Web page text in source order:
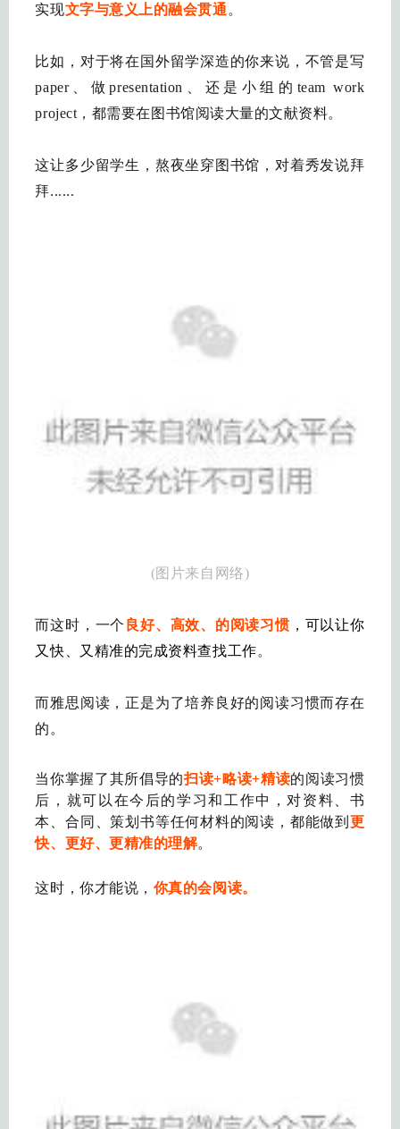
实现文字与意义上的融会贯通 。
比如，对于将在国外留学深造的你来说，不管是写
paper、做presentation、还是小组的team work
project，都需要在图书馆阅读大量的文献资料。
这让多少留学生，熬夜坐穿图书馆，对着秀发说拜
拜......
(图片来自网络)
而这时，一个 良好、高效、的阅读习惯，可以让你
又快、又精准的完成资料查找工作。
而雅思阅读，正是为了培养良好的阅读习惯而存在
的。
当你掌握了其所倡导的扫读+略读+精读的阅读习惯
后，就可以在今后的学习和工作中，对资料、书
本、合同、策划书等任何材料的阅读，都能做到更
快、更好、更精准的理解。
这时，你才能说， 你真的会阅读。